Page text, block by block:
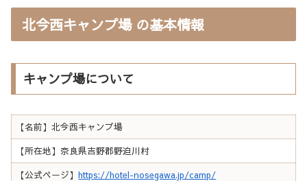
北今西キャンプ場 の基本情報
キャンプ場について
【名前】北今西キャンプ場
【所在地】奈良県吉野郡野迫川村
【公式ページ】https://hotel-nosegawa.jp/camp/